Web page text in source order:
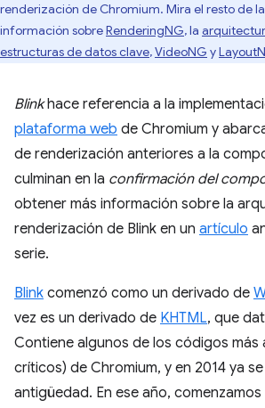
renderización de Chromium. Mira el resto de
información sobreRenderingNG, la
estructuras de datos clave,VideoNG y
Blinkhace referencia a la
plataforma web de Chromium y
de renderización anteriores a la
culminan en la confirmación del
obtener más información sobre la
renderización de Blink en un artículo
serie.
Blink comenzó como un derivado de
vez es un derivado de KHTML, que
Contiene algunos de los códigos más
críticos) de Chromium, y en 2014 ya
antigüedad. En ese año,